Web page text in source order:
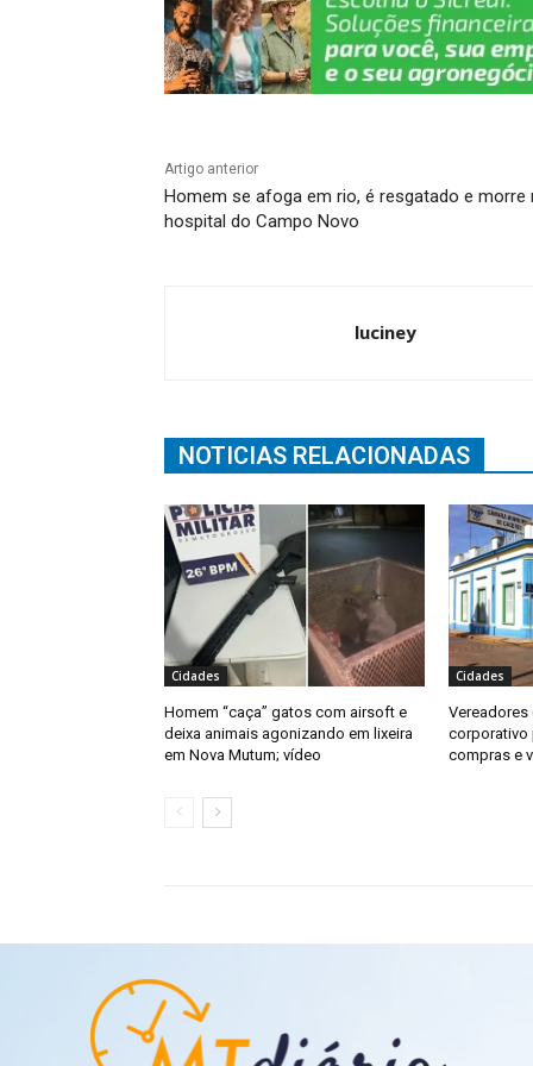
Artigo anterior
Homem se afoga em rio, é resgatado e morre
hospital do Campo Novo
luciney
NOTICIAS RELACIONADAS
Cidades
Homem “caça” gatos com airsoft e
deixa animais agonizando em lixeira
em Nova Mutum; vídeo
Cidades
Vereadores
corporativo
compras e